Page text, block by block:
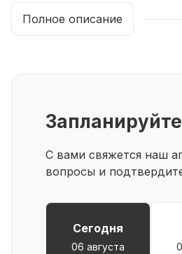
Вода: Центральная.
Канализация: Все системы
Планировка: Зал, кухня,
Дополнительные
Доступность: Дом
транспорта, школа,
Документы: Оформлены в
Полное описание
С вами свяжется наш
вопросы и
Сегодня
06 августа